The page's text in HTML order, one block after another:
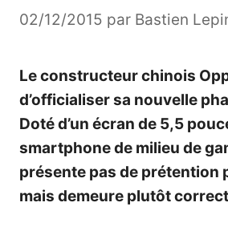
02/12/2015 par Bastien
Le constructeur chinois
d’officialiser sa nouvelle
Doté d’un écran de 5,5
smartphone de milieu de
présente pas de prétention
mais demeure plutôt